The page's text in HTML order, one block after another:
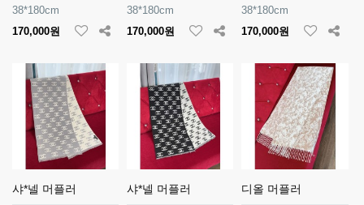
38*180cm
170,000원
38*180cm
170,000원
38*180cm
170,000원
샤*넬 머플러 샤*넬 머플러 디올 머플러